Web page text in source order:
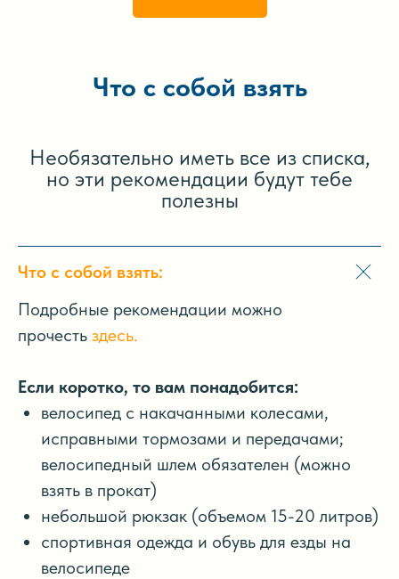
Что с собой взять
Необязательно иметь все из списка,
но эти рекомендации будут тебе
полезны
Что с собой взять:
Подробные рекомендации можно
прочесть здесь.
Если коротко, то вам понадобится:
велосипед с накачанными колесами,
исправными тормозами и передачами;
велосипедный шлем обязателен (можно
взять в прокат)
небольшой рюкзак (объемом 15-20 литров)
спортивная одежда и обувь для езды на
велосипеде